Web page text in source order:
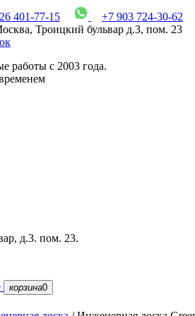
401-77-15
+7 903 724-30-62
, Троицкий бульвар д.3, пом. 23
работы с 2003 года.
д.3. пом. 23.
корзина0